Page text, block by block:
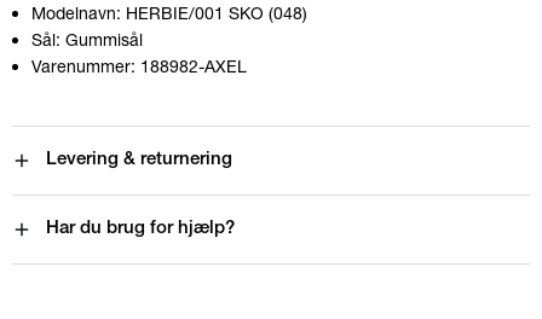
Modelnavn: HERBIE/001 SKO (048)
Sål: Gummisål
Varenummer: 188982-AXEL
Levering & returnering
Har du brug for hjælp?